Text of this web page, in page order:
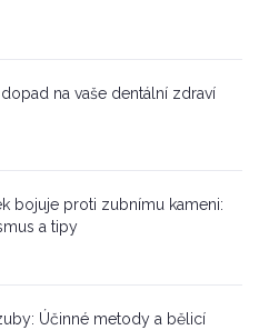
na vaše dentální zdraví
bojuje proti zubnímu kameni:
a tipy
Účinné metody a bělicí